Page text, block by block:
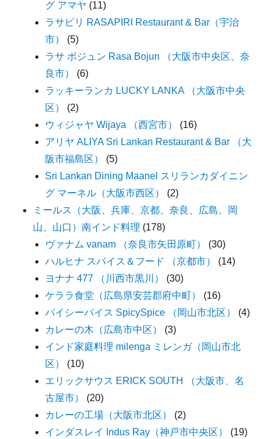
グ アマヤ (11)
ラサピリ RASAPIRI Restaurant & Bar（宇治
市）
(5)
ラサ ボジュン Rasa Bojun （大阪市中央区、奈
良市）
(6)
ラッキーランカ LUCKY LANKA （大阪市中央
区）
(2)
ウィジャヤ Wijaya （西宮市）
(16)
アリヤ ALIYA Sri Lankan Restaurant & Bar （大
阪市福島区）
(5)
Sri Lankan Dining Maanel スリランカダイニン
グ マーネル（大阪市西区）
(2)
ミールス（大阪、兵庫、京都、奈良、広島、岡
山、山口）南インド料理 (178)
ヴァナム vanam （奈良市矢田原町）
(30)
ハルヒナ スパイス＆フード （京都市）
(14)
ヨナナ 477 （川西市黒川）
(30)
ケララ食堂（広島県安芸郡府中町）
(16)
パイシーパイス SpicySpice （岡山市北区）
(4)
カレーの木（広島市中区）
(3)
インド家庭料理 milenga ミレンガ（岡山市北
区）
(10)
エリックサウス ERICK SOUTH （大阪市、名
古屋市）
(20)
カレーの工場（大阪市北区）
(2)
インダスレイ Indus Ray（神戸市中央区）
(19)